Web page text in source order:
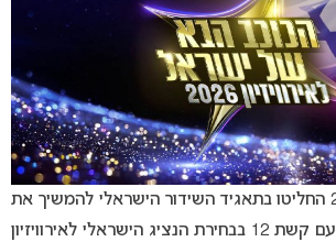
לקראת אירוויזיון 2026 החליטו בתאגיד השידור הישראלי להמשיך את
שיתוף שיתוף פעולה עם קשת 12 בבחירת הנציג הישראלי לאירוויזיון